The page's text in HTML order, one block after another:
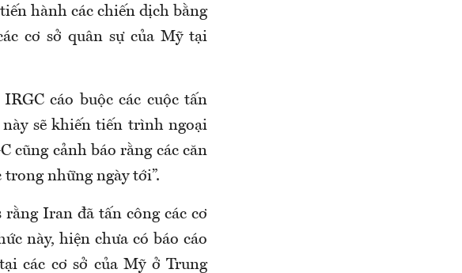
hành các chiến dịch bằng
cơ sở quân sự của Mỹ tại
cáo buộc các cuộc tấn
sẽ khiến tiến trình ngoại
cũng cảnh báo rằng các căn
những ngày tới”.
Iran đã tấn công các cơ
này, hiện chưa có báo cáo
các cơ sở của Mỹ ở Trung